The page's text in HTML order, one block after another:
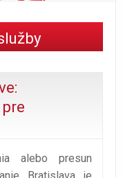
alebo presun